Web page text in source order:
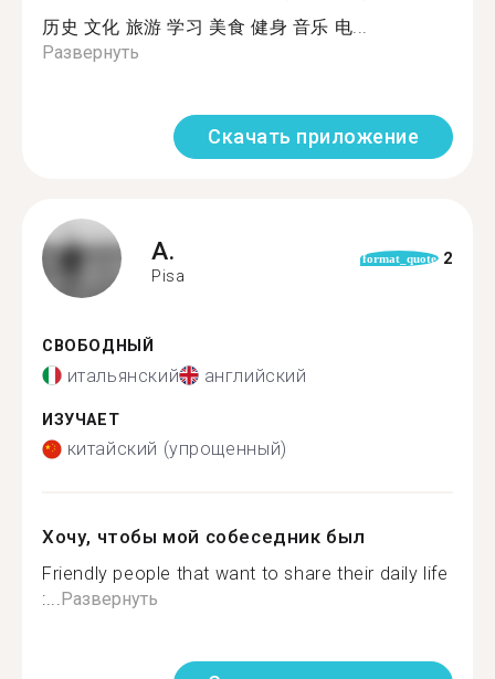
历史 文化 旅游 学习 美食 健身 音乐 电...
Развернуть
Скачать приложение
A.
Pisa
format_quote 2
СВОБОДНЫЙ
итальянский английский
ИЗУЧАЕТ
китайский (упрощенный)
Хочу, чтобы мой собеседник был
Friendly people that want to share their daily life
:...Развернуть